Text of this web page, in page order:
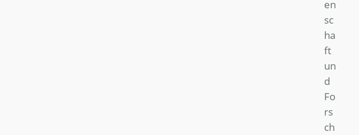
en
sc
ha
ft
un
d
Fo
rs
ch